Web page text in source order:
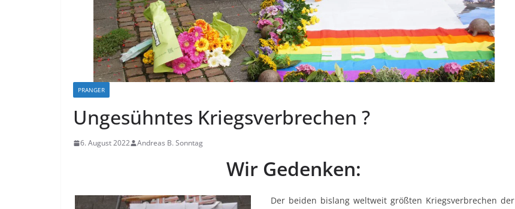
PRANGER
Ungesühntes Kriegsverbrechen ?
6. August 2022 Andreas B. Sonntag
Wir Gedenken:
Der beiden bislang weltweit größten Kriegsverbrechen der